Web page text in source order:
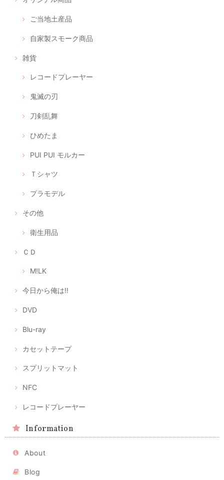
ご当地土産品
自家製スモーク商品
雑貨
レコードプレーヤー
鬼滅の刃
刀剣乱舞
ひめたま
PUI PUI モルカー
Ｔシャツ
プラモデル
その他
衛生用品
ＣＤ
M!LK
今日から俺は!!
DVD
Blu-ray
カセットテープ
スプリットマット
NFC
レコードプレーヤー
Information
About
Blog